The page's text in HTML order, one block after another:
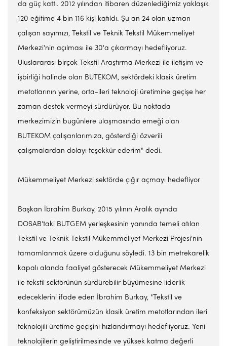
da güç kattı. 2012 yılından itibaren düzenlediğimiz yaklaşık
120 eğitime 4 bin 116 kişi katıldı. Şu an 24 olan uzman
çalışan sayımızı, Tekstil ve Teknik Tekstil Mükemmeliyet
Merkezi'nin açılması ile 30'a çıkarmayı hedefliyoruz.
Uluslararası birçok Tekstil Araştırma Merkezi ile iletişim ve
işbirliği halinde olan BUTEKOM, sektördeki klasik üretim
metotlarının yerine, orta-ileri teknoloji üretimine geçişe her
zaman destek vermeyi sürdürüyor. Bu noktada
merkezimizin bugünlere ulaşmasında emeği olan
BUTEKOM çalışanlarımıza, gösterdiği özverili
çalışmalardan dolayı teşekkür ederim" dedi.
Mükemmeliyet Merkezi sektörde çığır açmayı hedefliyor
Başkan İbrahim Burkay, 2015 yılının Aralık ayında
DOSAB'taki BUTGEM yerleşkesinin yanında temeli atılan
Tekstil ve Teknik Tekstil Mükemmeliyet Merkezi Projesi'nin
tamamlanmak üzere olduğunu söyledi. 13 bin metrekarelik
kapalı alanda faaliyet gösterecek Mükemmeliyet Merkezi
ile tekstil sektörünün sürdürebilir büyümesine liderlik
edeceklerini ifade eden İbrahim Burkay, "Tekstil ve
konfeksiyon sektörümüzün klasik üretim metotlarından ileri
teknolojili üretime geçişini hızlandırmayı hedefliyoruz. Yeni
teknolojilerin geliştirilmesinde ve yüksek katma değerli